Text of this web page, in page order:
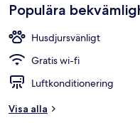
Populära
Husdjursvänligt
Gratis wi-fi
Luftkonditionering
Visa alla